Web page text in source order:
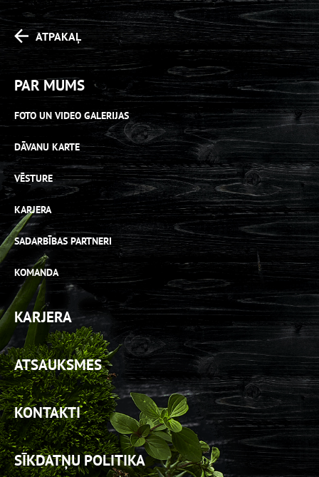
ATPAKAĻ
PAR MUMS
FOTO UN VIDEO GALERIJAS
DĀVANU KARTE
VĒSTURE
KARJERA
SADARBĪBAS PARTNERI
KOMANDA
KARJERA
ATSAUKSMES
KONTAKTI
SĪKDATŅU POLITIKA